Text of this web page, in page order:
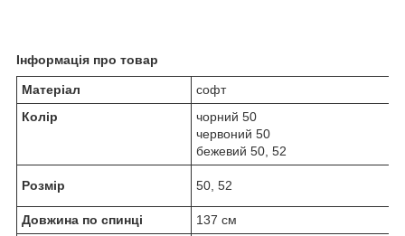
Інформація про товар
Матеріал
софт
Колір
чорний 50
червоний 50
бежевий 50, 52
Розмір 50, 52
Довжина по спинці
137 см